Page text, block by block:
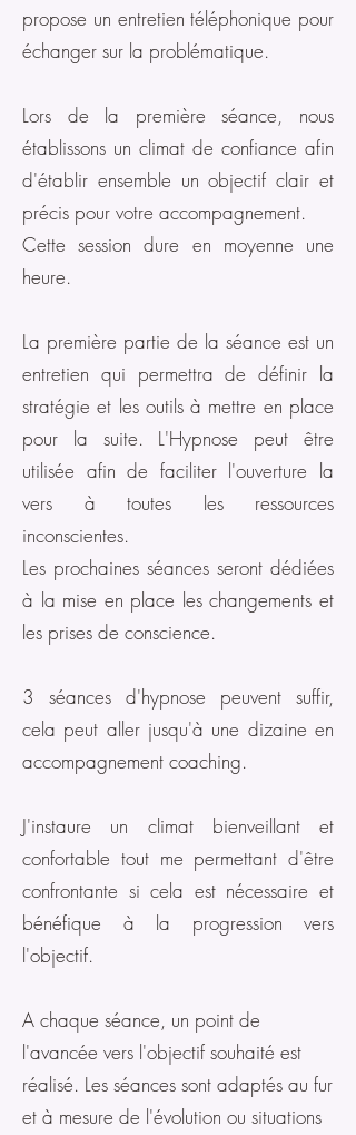
propose un entretien téléphonique pour
échanger sur la problématique.
Lors de la première séance, nous
établissons un climat de confiance afin
d'établir ensemble un objectif clair et
précis pour votre accompagnement.
Cette session dure en moyenne une
heure.
La première partie de la séance est un
entretien qui permettra de définir la
stratégie et les outils à mettre en place
pour la suite. L'Hypnose peut être
utilisée afin de faciliter l'ouverture la
vers à toutes les ressources
inconscientes.
Les prochaines séances seront dédiées
à la mise en place les changements et
les prises de conscience.
3 séances d'hypnose peuvent suffir,
cela peut aller jusqu'à une dizaine en
accompagnement coaching.
J'instaure un climat bienveillant et
confortable tout me permettant d'être
confrontante si cela est nécessaire et
bénéfique à la progression vers
l'objectif.
A chaque séance, un point de
l'avancée vers l'objectif souhaité est
réalisé. Les séances sont adaptés au fur
et à mesure de l'évolution ou situations